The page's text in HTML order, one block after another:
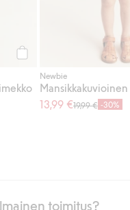
Newbie
13,99 €19,99 € -30%
toimitus?